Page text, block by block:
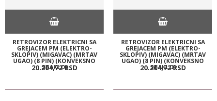
RETROVIZOR ELEKTRICNI SA
GREJACEM PM (ELEKTRO-
SKLOPIV) (MIGAVAC) (MRTAV
UGAO) (8 PIN) (KONVEKSNO
STAKLO)
20.204,72 RSD
RETROVIZOR ELEKTRICNI SA
GREJACEM PM (ELEKTRO-
SKLOPIV) (MIGAVAC) (MRTAV
UGAO) (8 PIN) (KONVEKSNO
STAKLO)
20.204,72 RSD